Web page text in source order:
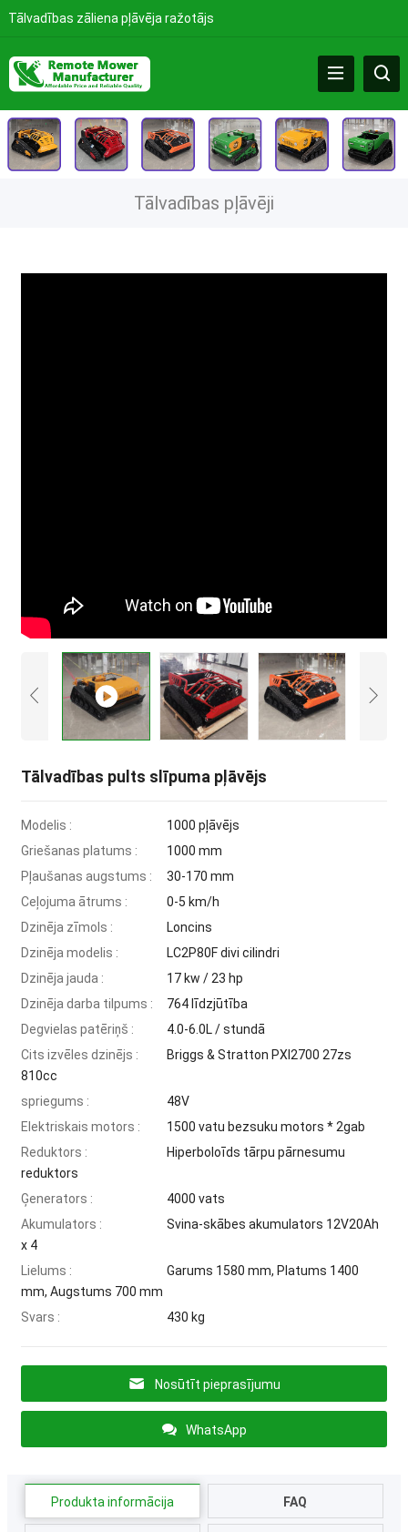
Tālvadības zāliena pļāvēja ražotājs
Tālvadības pļāvēji
Tālvadības pults slīpuma pļāvējs
Modelis :
1000 pļāvējs
Griešanas platums :
1000 mm
Pļaušanas augstums :
30-170 mm
Ceļojuma ātrums :
0-5 km/h
Dzinēja zīmols :
Loncins
Dzinēja modelis :
LC2P80F divi cilindri
Dzinēja jauda :
17 kw / 23 hp
Dzinēja darba tilpums :
764 līdzjūtība
Degvielas patēriņš :
4.0-6.0L / stundā
Cits izvēles dzinējs :
Briggs & Stratton PXI2700 27zs
810cc
spriegums :
48V
Elektriskais motors :
1500 vatu bezsuku motors * 2gab
Reduktors :
Hiperboloīds tārpu pārnesumu
reduktors
Ģenerators :
4000 vats
Akumulators :
Svina-skābes akumulators 12V20Ah
x 4
Lielums :
Garums 1580 mm, Platums 1400
mm, Augstums 700 mm
Svars :
430 kg
Nosūtīt pieprasījumu
WhatsApp
Produkta informācija FAQ